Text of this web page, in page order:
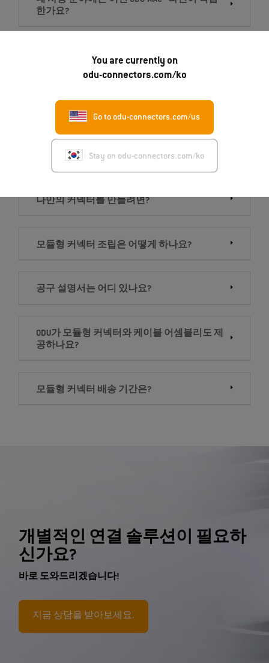
You are currently on
odu-connectors.com/ko
Go to odu-connectors.com/us
Stay on odu-connectors.com/ko
한가요?
하우징 종류는 무엇이며, 각기 어떻게 다른가
ODU-MAC® Black-Line은 어떤 제품인가요?
모듈형 커넥터로 무엇을 전송할 수 있나요?
나만의 커넥터를 만들려면?
모듈형 커넥터 조립은 어떻게 하나요?
공구 설명서는 어디 있나요?
ODU가 모듈형 커넥터와 케이블 어셈블리도 제
공하나요?
모듈형 커넥터 배송 기간은?
개별적인 연결 솔루션이 필요하
신가요?
바로 도와드리겠습니다!
지금 상담을 받아보세요.